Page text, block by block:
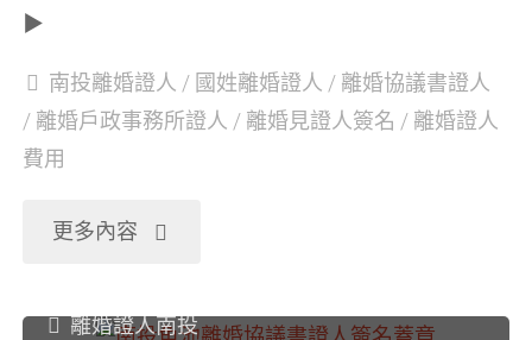
書
▶
南投離婚證人 / 國姓離婚證人 / 離婚協議書證人
/ 離婚戶政事務所證人 / 離婚見證人簽名 / 離婚證人
費用
更多內容 "南
離婚證人南投